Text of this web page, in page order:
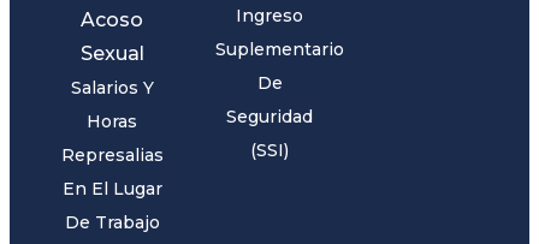
Acoso
Sexual
Salarios Y
Horas
Represalias
En El Lugar
De Trabajo
Ingreso
Suplementario
De
Seguridad
(SSI)